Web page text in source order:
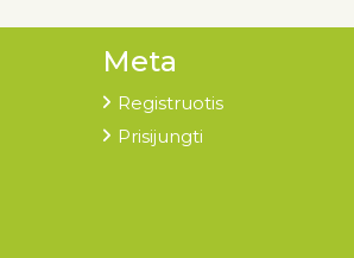
Meta
Registruotis
Prisijungti